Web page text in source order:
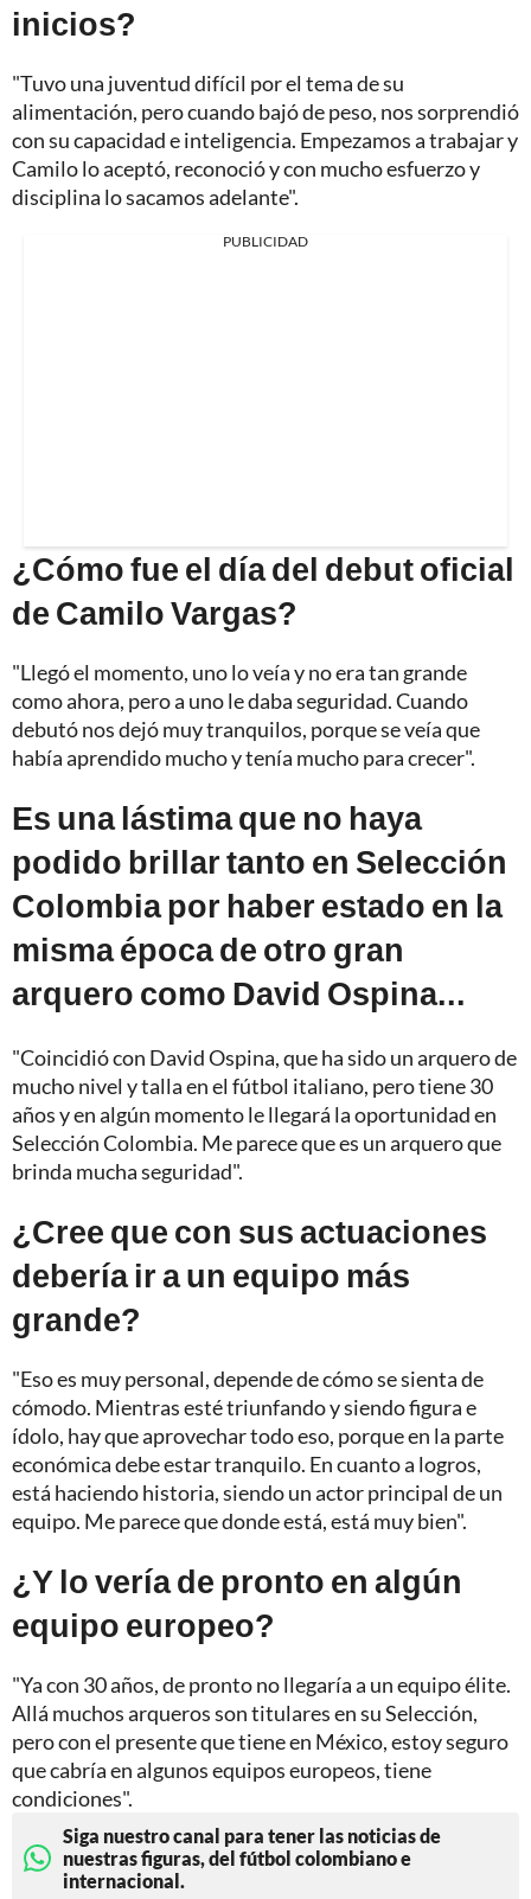
inicios?
"Tuvo una juventud difícil por el tema de su
alimentación, pero cuando bajó de peso, nos sorprendió
con su capacidad e inteligencia. Empezamos a trabajar y
Camilo lo aceptó, reconoció y con mucho esfuerzo y
disciplina lo sacamos adelante".
PUBLICIDAD
¿Cómo fue el día del debut oficial
de Camilo Vargas?
"Llegó el momento, uno lo veía y no era tan grande
como ahora, pero a uno le daba seguridad. Cuando
debutó nos dejó muy tranquilos, porque se veía que
había aprendido mucho y tenía mucho para crecer".
Es una lástima que no haya
podido brillar tanto en Selección
Colombia por haber estado en la
misma época de otro gran
arquero como David Ospina...
"Coincidió con David Ospina, que ha sido un arquero de
mucho nivel y talla en el fútbol italiano, pero tiene 30
años y en algún momento le llegará la oportunidad en
Selección Colombia. Me parece que es un arquero que
brinda mucha seguridad".
¿Cree que con sus actuaciones
debería ir a un equipo más
grande?
"Eso es muy personal, depende de cómo se sienta de
cómodo. Mientras esté triunfando y siendo figura e
ídolo, hay que aprovechar todo eso, porque en la parte
económica debe estar tranquilo. En cuanto a logros,
está haciendo historia, siendo un actor principal de un
equipo. Me parece que donde está, está muy bien".
¿Y lo vería de pronto en algún
equipo europeo?
"Ya con 30 años, de pronto no llegaría a un equipo élite.
Allá muchos arqueros son titulares en su Selección,
pero con el presente que tiene en México, estoy seguro
que cabría en algunos equipos europeos, tiene
condiciones".
Siga nuestro canal para tener las noticias de
nuestras figuras, del fútbol colombiano e
internacional.